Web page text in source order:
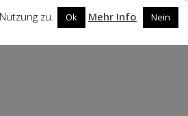
zu.
Ok Mehr Info Nein